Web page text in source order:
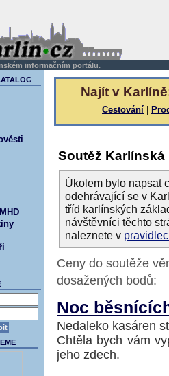
informačním portálu.
Najít v
Cestování
Soutěž Karlínská
Úkolem bylo napsat
odehrávající se v
tříd karlínských
návštěvníci těchto
naleznete v
Ceny do soutěže
dosažených bodů:
Noc
Nedaleko kasáren
Chtěla bych vám
jeho zdech.
ATALOG